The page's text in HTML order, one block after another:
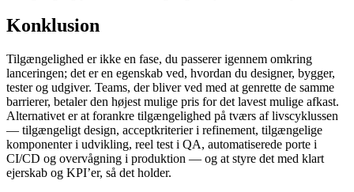
Konklusion
Tilgængelighed er ikke en fase, du passerer igennem omkring
lanceringen; det er en egenskab ved, hvordan du designer, bygger,
tester og udgiver. Teams, der bliver ved med at genrette de samme
barrierer, betaler den højest mulige pris for det lavest mulige afkast.
Alternativet er at forankre tilgængelighed på tværs af livscyklussen
— tilgængeligt design, acceptkriterier i refinement, tilgængelige
komponenter i udvikling, reel test i QA, automatiserede porte i
CI/CD og overvågning i produktion — og at styre det med klart
ejerskab og KPI’er, så det holder.